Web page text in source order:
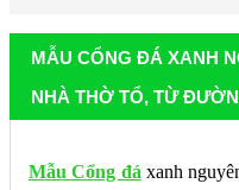
MẪU CỔNG ĐÁ XANH
NHÀ THỜ TỔ, TỪ
Mẫu Cổng đá xanh